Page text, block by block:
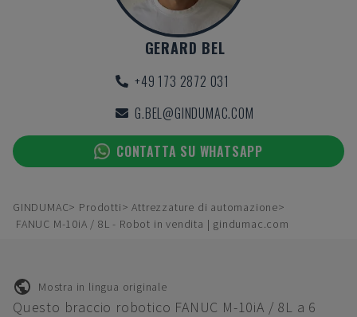
GERARD BEL
+49 173 2872 031
G.BEL@GINDUMAC.COM
CONTATTA SU WHATSAPP
GINDUMAC Prodotti
Attrezzature di automazione
FANUC M-10iA / 8L - Robot in vendita | gindumac.com
Mostra in lingua originale
Questo braccio robotico FANUC M-10iA / 8L a 6